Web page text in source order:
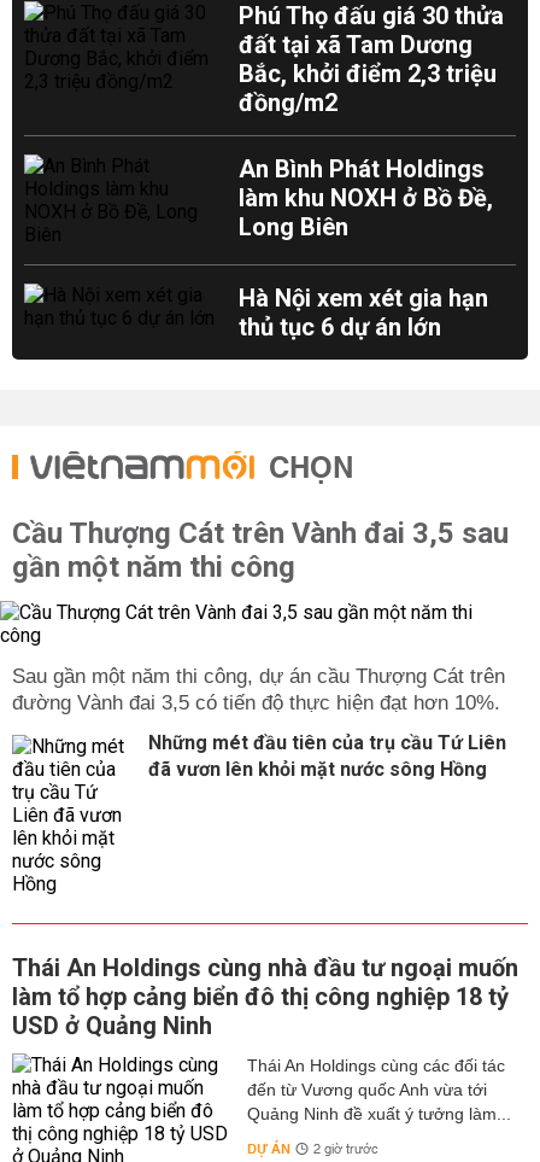
Phú Thọ đấu giá 30 thửa
đất tại xã Tam Dương
Bắc, khởi điểm 2,3 triệu
đồng/m2
An Bình Phát Holdings
làm khu NOXH ở Bồ Đề,
Long Biên
Hà Nội xem xét gia hạn
thủ tục 6 dự án lớn
CHỌN
Cầu Thượng Cát trên Vành đai 3,5 sau
gần một năm thi công
Sau gần một năm thi công, dự án cầu Thượng Cát trên
đường Vành đai 3,5 có tiến độ thực hiện đạt hơn 10%.
Những mét đầu tiên của trụ cầu Tứ Liên
đã vươn lên khỏi mặt nước sông Hồng
Thái An Holdings cùng nhà đầu tư ngoại muốn
làm tổ hợp cảng biển đô thị công nghiệp 18 tỷ
USD ở Quảng Ninh
Thái An Holdings cùng các đối tác
đến từ Vương quốc Anh vừa tới
Quảng Ninh đề xuất ý tưởng làm...
DỰ ÁN 2 giờ trước